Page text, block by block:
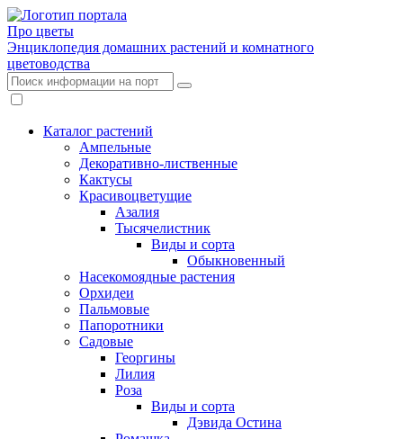
Про цветы
Энциклопедия домашних растений и комнатного
цветоводства
Каталог растений
Ампельные
Декоративно-лиственные
Кактусы
Красивоцветущие
Азалия
Тысячелистник
Виды и сорта
Обыкновенный
Насекомоядные растения
Орхидеи
Пальмовые
Папоротники
Садовые
Георгины
Лилия
Роза
Виды и сорта
Дэвида Остина